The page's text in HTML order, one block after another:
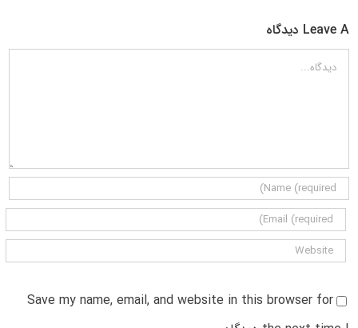
Leave A دیدگاه
دیدگاه
Save my name, email, and website in this browser for